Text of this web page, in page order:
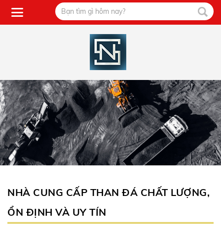
NHÀ CUNG CẤP THAN ĐÁ CHẤT LƯỢNG,
ỔN ĐỊNH VÀ UY TÍN